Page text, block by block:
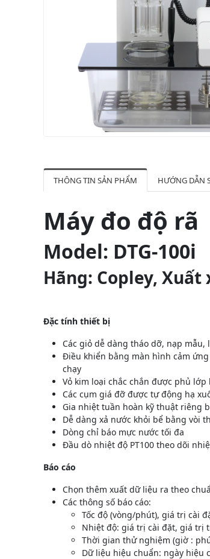
THÔNG TIN SẢN PHẨM HƯỚNG DẪN
Máy đo độ rã
Model: DTG-100i
Hãng: Copley, Xuất
Đặc tính thiết bị
Các giỏ dễ dàng tháo dỡ, nạp
Điều khiển bằng màn hình cảm
chạy
Vỏ kim loại chắc chắn được phủ lớp
Các cụm giá đỡ được tự động hạ
Gia nhiệt tuần hoàn kỹ thuật riêng
Dễ dàng xả nước khỏi bể bằng vòi
Dòng chỉ báo mực nước tối đa
Đầu dò nhiệt độ PT100 theo dõi
Báo cáo
Chọn thêm xuất dữ liệu ra theo
Các thông số báo cáo:
Tốc độ (vòng/phút), giá trị cài
Nhiệt độ: giá trị cài đặt, giá trị
Thời gian thử nghiệm (giờ :
Dữ liệu hiệu chuẩn: ngày hiệu